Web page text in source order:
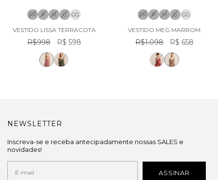
PP P M G GG
VESTIDO LISSA TERRACOTA
R$998 R$ 598
PP P M G GG
VESTIDO MEG MARROM
R$1.098 R$ 658
NEWSLETTER
Inscreva-se e receba antecipadamente nossas SALES e
novidades!